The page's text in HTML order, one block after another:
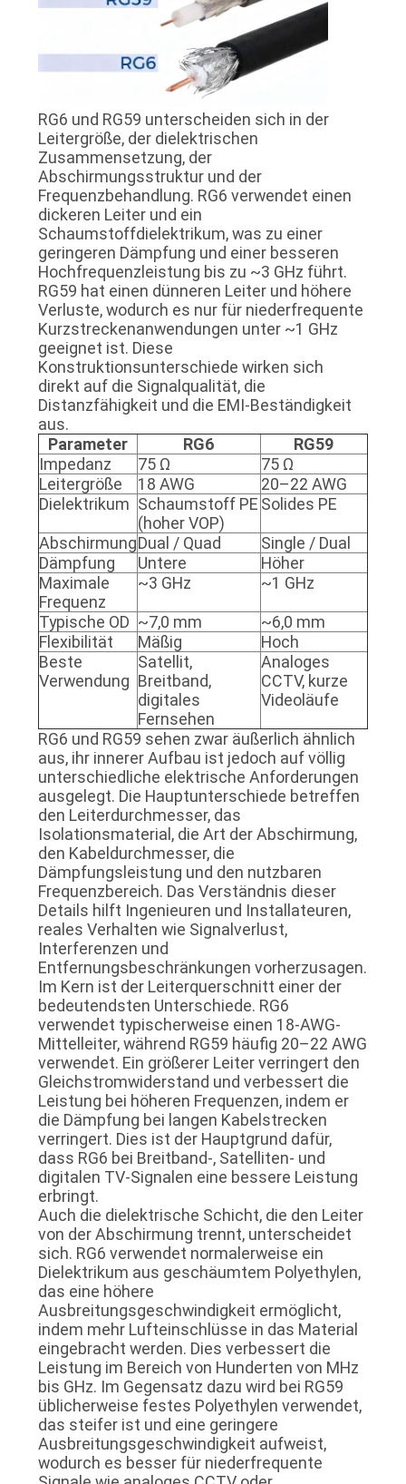
RG6 und RG59 unterscheiden sich in der
Leitergröße, der dielektrischen
Zusammensetzung, der
Abschirmungsstruktur und der
Frequenzbehandlung. RG6 verwendet einen
dickeren Leiter und ein
Schaumstoffdielektrikum, was zu einer
geringeren Dämpfung und einer besseren
Hochfrequenzleistung bis zu ~3 GHz führt.
RG59 hat einen dünneren Leiter und höhere
Verluste, wodurch es nur für niederfrequente
Kurzstreckenanwendungen unter ~1 GHz
geeignet ist. Diese
Konstruktionsunterschiede wirken sich
direkt auf die Signalqualität, die
Distanzfähigkeit und die EMI-Beständigkeit
aus.
Parameter
RG6
RG59
Impedanz
75 Ω
75 Ω
Leitergröße
18 AWG
20–22 AWG
Dielektrikum Schaumstoff PE
(hoher VOP)
Solides PE
AbschirmungDual / Quad
Single / Dual
Dämpfung
Untere
Höher
Maximale
Frequenz
~3 GHz ~1 GHz
Typische OD ~7,0 mm
~6,0 mm
Flexibilität
Mäßig
Hoch
Beste
Verwendung
Satellit,
Breitband,
digitales
Fernsehen
Analoges
CCTV, kurze
Videoläufe
RG6 und RG59 sehen zwar äußerlich ähnlich
aus, ihr innerer Aufbau ist jedoch auf völlig
unterschiedliche elektrische Anforderungen
ausgelegt. Die Hauptunterschiede betreffen
den Leiterdurchmesser, das
Isolationsmaterial, die Art der Abschirmung,
den Kabeldurchmesser, die
Dämpfungsleistung und den nutzbaren
Frequenzbereich. Das Verständnis dieser
Details hilft Ingenieuren und Installateuren,
reales Verhalten wie Signalverlust,
Interferenzen und
Entfernungsbeschränkungen vorherzusagen.
Im Kern ist der Leiterquerschnitt einer der
bedeutendsten Unterschiede. RG6
verwendet typischerweise einen 18-AWG-
Mittelleiter, während RG59 häufig 20–22 AWG
verwendet. Ein größerer Leiter verringert den
Gleichstromwiderstand und verbessert die
Leistung bei höheren Frequenzen, indem er
die Dämpfung bei langen Kabelstrecken
verringert. Dies ist der Hauptgrund dafür,
dass RG6 bei Breitband-, Satelliten- und
digitalen TV-Signalen eine bessere Leistung
erbringt.
Auch die dielektrische Schicht, die den Leiter
von der Abschirmung trennt, unterscheidet
sich. RG6 verwendet normalerweise ein
Dielektrikum aus geschäumtem Polyethylen,
das eine höhere
Ausbreitungsgeschwindigkeit ermöglicht,
indem mehr Lufteinschlüsse in das Material
eingebracht werden. Dies verbessert die
Leistung im Bereich von Hunderten von MHz
bis GHz. Im Gegensatz dazu wird bei RG59
üblicherweise festes Polyethylen verwendet,
das steifer ist und eine geringere
Ausbreitungsgeschwindigkeit aufweist,
wodurch es besser für niederfrequente